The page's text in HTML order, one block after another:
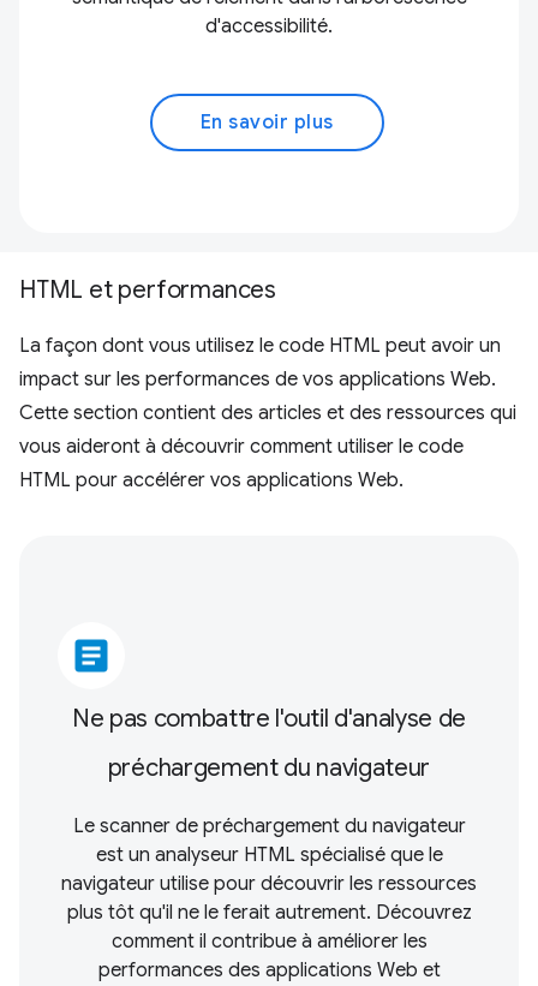
d'accessibilité.
En savoir plus
HTML et performances
La façon dont vous utilisez le code HTML peut avoir un
impact sur les performances de vos applications Web.
Cette section contient des articles et des ressources qui
vous aideront à découvrir comment utiliser le code
HTML pour accélérer vos applications Web.
article
Ne pas combattre l'outil d'analyse de
préchargement du navigateur
Le scanner de préchargement du navigateur
est un analyseur HTML spécialisé que le
navigateur utilise pour découvrir les ressources
plus tôt qu'il ne le ferait autrement. Découvrez
comment il contribue à améliorer les
performances des applications Web et